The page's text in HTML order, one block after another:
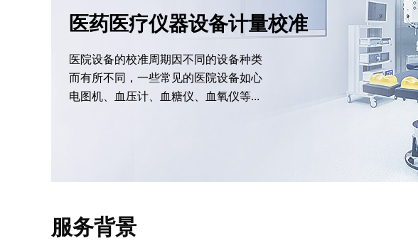
医药医疗仪器设备计量校准
医院设备的校准周期因不同的设备种类
而有所不同，一些常见的医院设备如心
电图机、血压计、血糖仪、血氧仪等...
服务背景